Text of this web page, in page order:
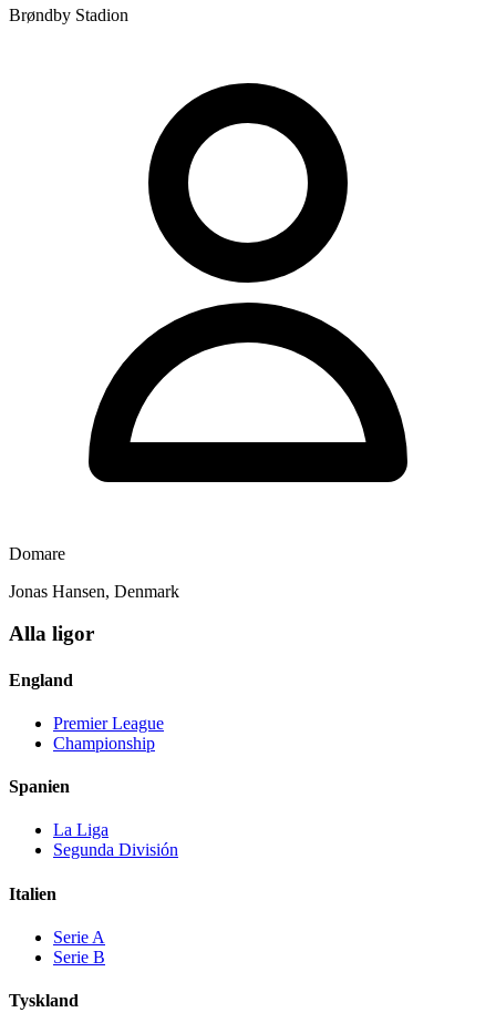
Brøndby Stadion
Domare
Jonas Hansen, Denmark
Alla ligor
England
Premier League
Championship
Spanien
La Liga
Segunda División
Italien
Serie A
Serie B
Tyskland